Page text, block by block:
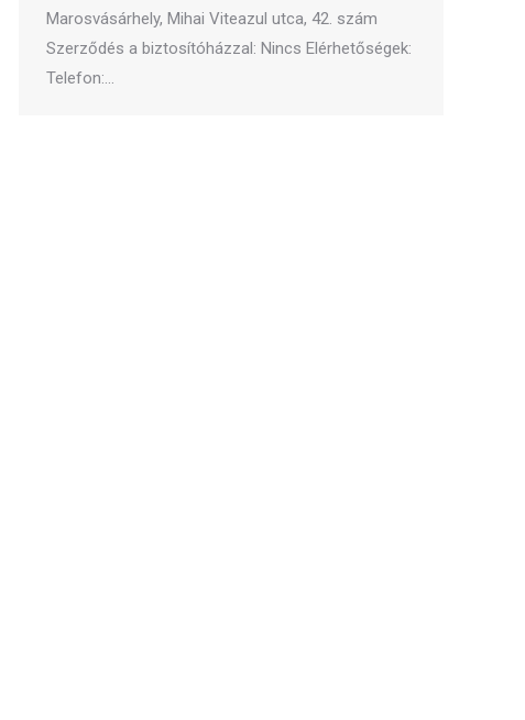
Marosvásárhely, Mihai Viteazul utca, 42. szám
Szerződés a biztosítóházzal: Nincs Elérhetőségek:
Telefon:…